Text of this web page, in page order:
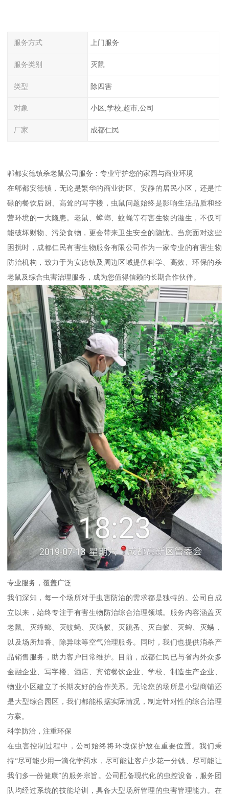
服务方式 上门服务
服务类别 灭鼠
类型 除四害
对象 小区,学校,超市,公司
厂家 成都仁民
郫都安德镇杀老鼠公司服务：专业守护您的家园与商业环境
在郫都安德镇，无论是繁华的商业街区、安静的居民小区，还是忙
碌的餐饮后厨、高耸的写字楼，虫鼠问题始终是影响生活品质和经
营环境的一大隐患。老鼠、蟑螂、蚊蝇等有害生物的滋生，不仅可
能破坏财物、污染食物，更会带来卫生安全的隐忧。当您面对这些
困扰时，成都仁民有害生物服务有限公司作为一家专业的有害生物
防治机构，致力于为安德镇及周边区域提供科学、高效、环保的杀
老鼠及综合虫害治理服务，成为您值得信赖的长期合作伙伴。
专业服务，覆盖广泛
我们深知，每一个场所对于虫害防治的需求都是独特的。公司自成
立以来，始终专注于有害生物防治综合治理领域。服务内容涵盖灭
老鼠、灭蟑螂、灭蚊蝇、灭蚂蚁、灭跳蚤、灭白蚁、灭蜱、灭螨，
以及场所加香、除异味等空气治理服务。同时，我们也提供消杀产
品销售服务，助力客户日常维护。目前，成都仁民已与省内外众多
金融企业、写字楼、酒店、宾馆餐饮企业、学校、制造生产企业、
物业小区建立了长期友好的合作关系。无论您的场所是小型商铺还
是大型综合园区，我们都能根据实际情况，制定针对性的综合治理
方案。
科学防治，注重环保
在虫害控制过程中，公司始终将环境保护放在重要位置。我们秉
持“尽可能少用一滴化学药水，尽可能让客户少花一分钱、尽可能让
我们多一份健康”的服务宗旨。公司配备现代化的虫控设备，服务团
队均经过系统的技能培训，具备大型场所管理的虫害管理能力。在